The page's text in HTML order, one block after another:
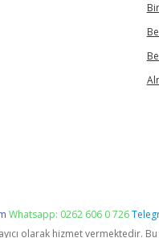
Whatsapp: 0262 606 0 726
olarak hizmet